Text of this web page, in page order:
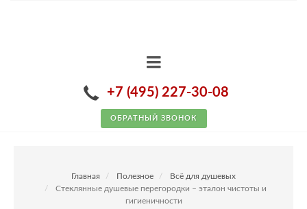
+7 (495) 227-30-08
ОБРАТНЫЙ ЗВОНОК
Главная Полезное
Всё для душевых
Стеклянные душевые перегородки – эталон чистоты и
гигиеничности